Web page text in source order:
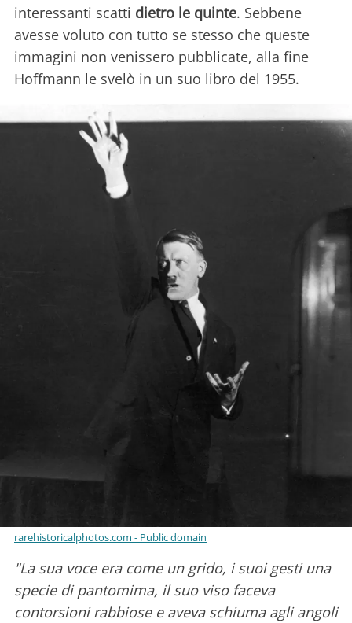
interessanti scatti dietro le quinte. Sebbene
avesse voluto con tutto se stesso che queste
immagini non venissero pubblicate, alla fine
Hoffmann le svelò in un suo libro del 1955.
rarehistoricalphotos.com - Public domain
"La sua voce era come un grido, i suoi gesti una
specie di pantomima, il suo viso faceva
contorsioni rabbiose e aveva schiuma agli angoli